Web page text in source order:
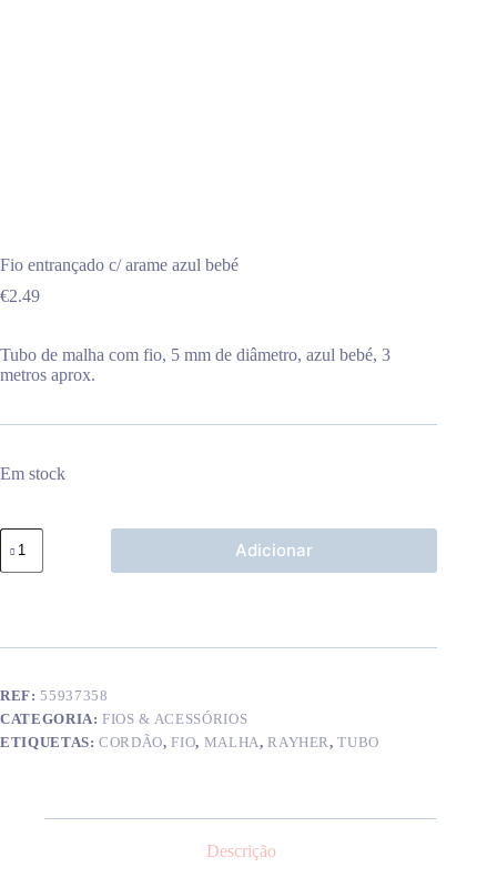
Fio entrançado c/ arame azul bebé
€2.49
Tubo de malha com fio, 5 mm de diâmetro, azul bebé, 3
metros aprox.
Em stock
Quantidade
de
Fio
azul
Adicionar
REF:55937358
CATEGORIA:FIOS & ACESSÓRIOS
ETIQUETAS:CORDÃO,FIO, MALHA,RAYHER,TUBO
Descrição